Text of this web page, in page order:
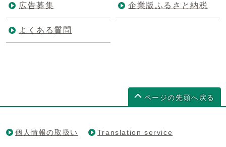
広告募集 企業版ふるさと納税
よくある質問
ページの先頭へ戻る
個人情報の取扱い Translation service